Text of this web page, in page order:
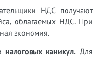
НДС получают
облагаемых НДС. При
экономия.
каникул. Для